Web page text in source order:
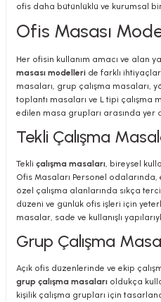
ofis daha bütünlüklü ve kurumsal
Ofis Masası
Her ofisin kullanım amacı ve alan
masası modelleri de farklı
masaları, grup çalışma masaları,
toplantı masaları ve L tipi çalışma
edilen masa grupları arasında yer
Tekli Çalışma
Tekli çalışma masaları , bireysel
Ofis Masaları Personel
özel çalışma alanlarında sıkça
düzeni ve günlük ofis işleri için
masalar, sade ve kullanışlı
Grup Çalışma
Açık ofis düzenlerinde ve ekip
grup çalışma masaları oldukça
kişilik çalışma grupları için